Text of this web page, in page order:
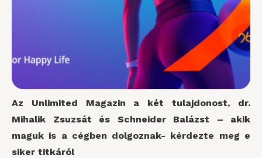
Az Unlimited Magazin a két tulajdonost, dr.
Mihalik Zsuzsát és Schneider Balázst – akik
maguk is a cégben dolgoznak- kérdezte meg e
siker titkáról